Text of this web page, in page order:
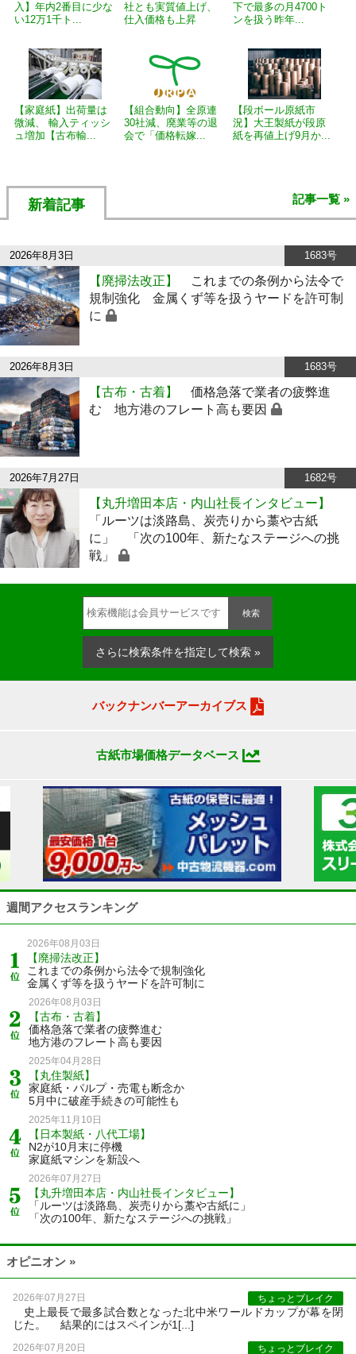
入】年内2番目に少な
い12万1千ト...
社とも実質値上げ、
仕入価格も上昇
下で最多の月4700ト
ンを扱う昨年...
【家庭紙】出荷量は
微減、 輸入ティッシ
ュ増加【古布輸...
【組合動向】全原連
30社減、廃業等の退
会で「価格転嫁...
【段ボール原紙市
況】大王製紙が段原
紙を再値上げ9月か...
新着記事 記事一覧 »
2026年8月3日 1683号
【廃掃法改正】
これまでの条例から法令で
規制強化 金属くず等を扱うヤードを許可制
に
2026年8月3日 1683号
【古布・古着】
価格急落で業者の疲弊進
む 地方港のフレート高も要因
2026年7月27日 1682号
【丸升増田本店・内山社長インタビュー】
「ルーツは淡路島、炭売りから藁や古紙
に」 「次の100年、新たなステージへの挑
戦」
検索
さらに検索条件を指定して検索 »
バックナンバーアーカイブス
古紙市場価格データベース
週間アクセスランキング
2026年08月03日
【廃掃法改正】
これまでの条例から法令で規制強化
金属くず等を扱うヤードを許可制に
2026年08月03日
【古布・古着】
価格急落で業者の疲弊進む
地方港のフレート高も要因
2025年04月28日
【丸住製紙】
家庭紙・パルプ・売電も断念か
5月中に破産手続きの可能性も
2025年11月10日
【日本製紙・八代工場】
N2が10月末に停機
家庭紙マシンを新設へ
2026年07月27日
【丸升増田本店・内山社長インタビュー】
「ルーツは淡路島、炭売りから藁や古紙に」
「次の100年、新たなステージへの挑戦」
オピニオン »
2026年07月27日 ちょっとブレイク
史上最長で最多試合数となった北中米ワールドカップが幕を閉
じた。 結果的にはスペインが1[...]
2026年07月20日 ちょっとブレイク